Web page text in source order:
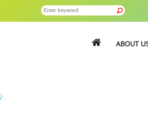
ABOUT